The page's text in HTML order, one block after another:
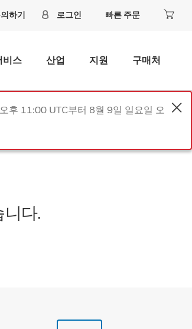
하기 로그인 빠른 주문
비스 산업 지원 구매처
후 11:00 UTC부터 8월 9일 일요일 오
다.